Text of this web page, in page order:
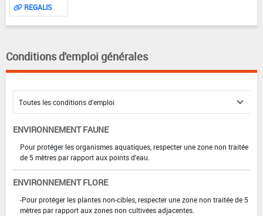
REGALIS
Conditions d'emploi générales
ENVIRONNEMENT FAUNE
Pour protéger les organismes aquatiques, respecter une zone non traitée
de 5 mètres par rapport aux points d'eau.
ENVIRONNEMENT FLORE
-Pour protéger les plantes non-cibles, respecter une zone non traitée de 5
mètres par rapport aux zones non cultivées adjacentes.